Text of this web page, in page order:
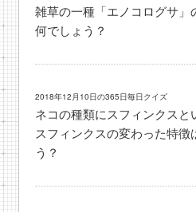
雑草の一種「エノコログサ」
何でしょう？
2018年12月10日の365日毎日クイズ
ネコの種類にスフィンクス
スフィンクスの変わった特徴
う？